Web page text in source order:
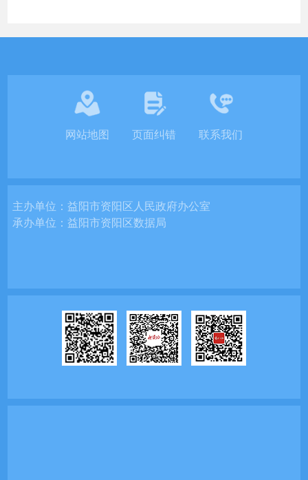
网站地图 页面纠错 联系我们
主办单位：益阳市资阳区人民政府办公室
承办单位：益阳市资阳区数据局